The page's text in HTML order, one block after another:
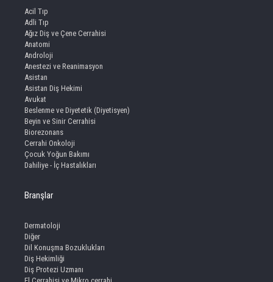
Acil Tıp
Adli Tıp
Ağız Diş ve Çene Cerrahisi
Anatomi
Androloji
Anestezi ve Reanimasyon
Asistan
Asistan Diş Hekimi
Avukat
Beslenme ve Diyetetik (Diyetisyen)
Beyin ve Sinir Cerrahisi
Biorezonans
Cerrahi Onkoloji
Çocuk Yoğun Bakımı
Dahiliye - İç Hastalıkları
Branşlar
Dermatoloji
Diğer
Dil Konuşma Bozuklukları
Diş Hekimliği
Diş Protezi Uzmanı